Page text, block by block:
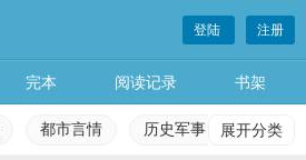
登陆 注册
完本 阅读记录 书架
都市言情 历史军事 科幻灵
展开分类